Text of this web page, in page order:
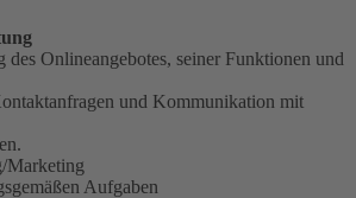
Onlineangebotes, seiner Funktionen und
und Kommunikation mit
Marketing
Aufgaben